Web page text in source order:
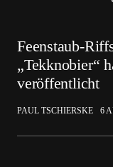
Feenstaub-
„Tekknobier“
veröffentlicht
PAUL TSCHIERSKE 6